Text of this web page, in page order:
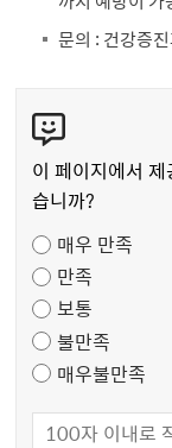
문의 : 건강증
텐
츠
만
도
조
사
이 페이지에서
습니까?
매우 만족
만족
보통
불만족
매우불만족